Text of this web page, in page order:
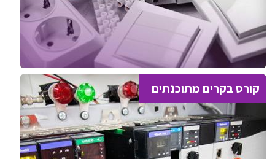
קורס בקרים מתוכנתים